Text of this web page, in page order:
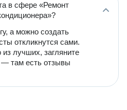
в сфере «Ремонт
а можно создать
откликнутся сами.
лучших, загляните
там есть отзывы